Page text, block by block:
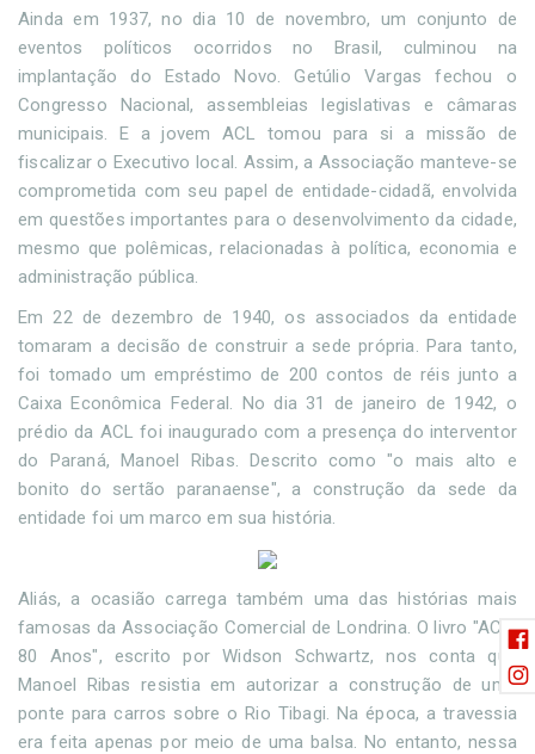
Ainda em 1937, no dia 10 de novembro, um conjunto de
eventos políticos ocorridos no Brasil, culminou na
implantação do Estado Novo. Getúlio Vargas fechou o
Congresso Nacional, assembleias legislativas e câmaras
municipais. E a jovem ACL tomou para si a missão de
fiscalizar o Executivo local. Assim, a Associação manteve-se
comprometida com seu papel de entidade-cidadã, envolvida
em questões importantes para o desenvolvimento da cidade,
mesmo que polêmicas, relacionadas à política, economia e
administração pública.
Em 22 de dezembro de 1940, os associados da entidade
tomaram a decisão de construir a sede própria. Para tanto,
foi tomado um empréstimo de 200 contos de réis junto a
Caixa Econômica Federal. No dia 31 de janeiro de 1942, o
prédio da ACL foi inaugurado com a presença do interventor
do Paraná, Manoel Ribas. Descrito como "o mais alto e
bonito do sertão paranaense", a construção da sede da
entidade foi um marco em sua história.
Aliás, a ocasião carrega também uma das histórias mais
famosas da Associação Comercial de Londrina. O livro "ACIL
80 Anos", escrito por Widson Schwartz, nos conta que
Manoel Ribas resistia em autorizar a construção de uma
ponte para carros sobre o Rio Tibagi. Na época, a travessia
era feita apenas por meio de uma balsa. No entanto, nessa